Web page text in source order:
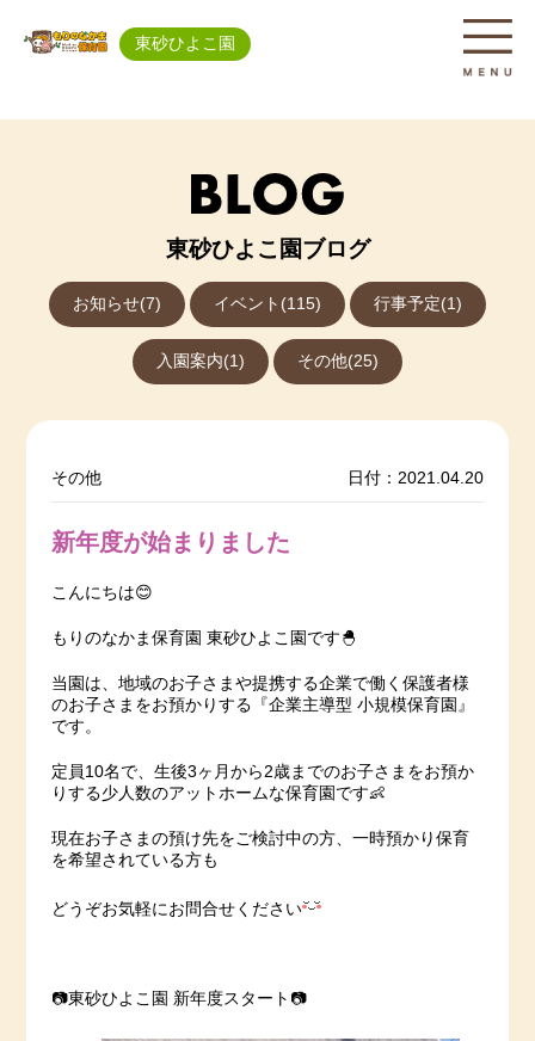
東砂ひよこ園
東砂ひよこ園ブログ
お知らせ(7) イベント(115) 行事予定(1)
入園案内(1) その他(25)
その他 日付：2021.04.20
新年度が始まりました
こんにちは😊
もりのなかま保育園 東砂ひよこ園です🐣
当園は、地域のお子さまや提携する企業で働く保護者様
のお子さまをお預かりする『企業主導型 小規模保育園』
です。
定員10名で、生後3ヶ月から2歳までのお子さまをお預か
りする少人数のアットホームな保育園です👶
現在お子さまの預け先をご検討中の方、一時預かり保育
を希望されている方も
どうぞお気軽にお問合せください
📷東砂ひよこ園 新年度スタート📷